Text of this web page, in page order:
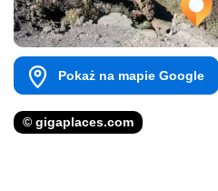
Pokaż na mapie Google
© gigaplaces.com